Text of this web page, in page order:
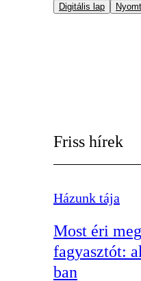
Digitális lap
Friss hírek
Házunk tája
Most éri
fagyasztót:
ban